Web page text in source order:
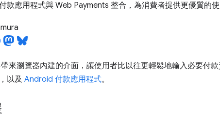
款應用程式與 Web Payments 整合，為消費者提供更優質的使
來瀏覽器內建的介面，讓使用者比以往更輕鬆地輸入必要付
以及 Android 付款應用程式。